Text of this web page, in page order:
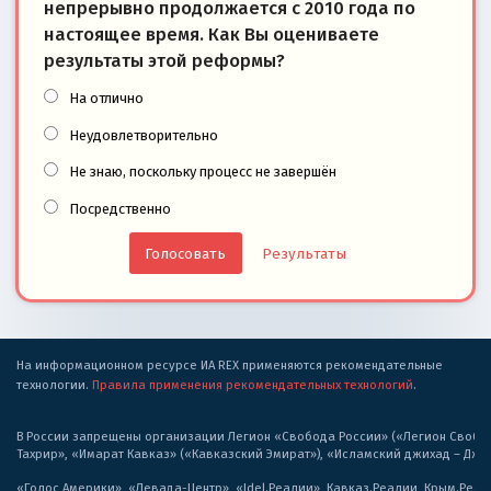
непрерывно продолжается с 2010 года по
настоящее время. Как Вы оцениваете
результаты этой реформы?
На отлично
Неудовлетворительно
Не знаю, поскольку процесс не завершён
Посредственно
Результаты
На информационном ресурсе ИА REX применяются рекомендательные
технологии. Правила применения рекомендательных технологий.
В России запрещены организации Легион «Свобода России» («Легион
Тахрир», «Имарат Кавказ» («Кавказский Эмират»), «Исламский джихад –